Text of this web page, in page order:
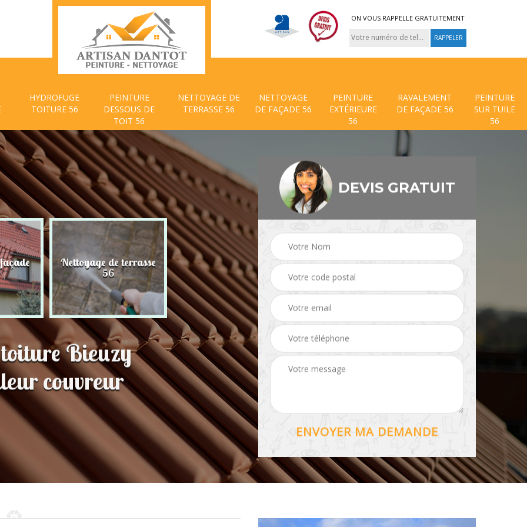
ON VOUS RAPPELLE GRATUITEMENT
HYDROFUGE
TOITURE 56
PEINTURE
DESSOUS DE
TOIT 56
NETTOYAGE DE
TERRASSE 56
NETTOYAGE
DE FAÇADE 56
PEINTURE
EXTÉRIEURE
56
RAVALEMENT
DE FAÇADE 56
PEINTURE
SUR TUILE
56
Nettoyage de terrasse
56
Peinture dessous de
toit 56 Hydrofuge toiture 56 Traitement anti
Bieuzy
couvreur
DEVIS GRATUIT